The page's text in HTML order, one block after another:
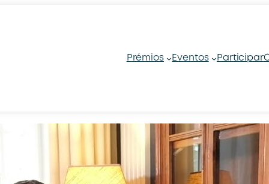
Prémios Eventos Participar